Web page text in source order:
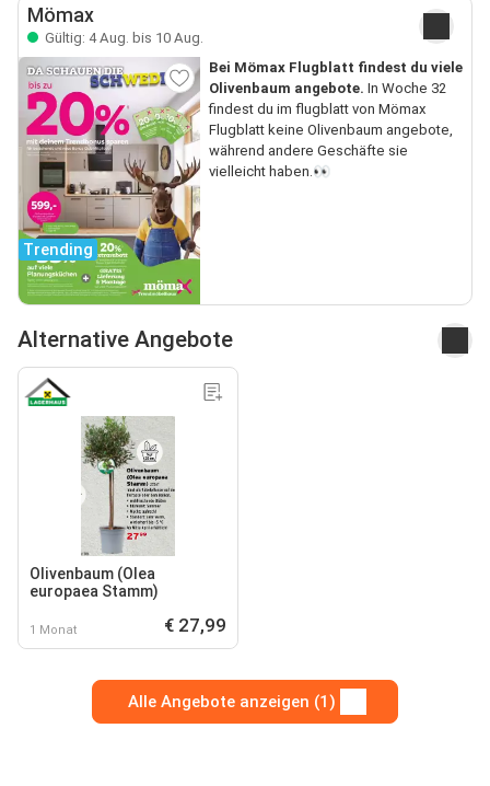
Mömax
Gültig: 4 Aug. bis 10 Aug.
Trending
Bei Mömax Flugblatt findest du viele
Olivenbaum angebote. In Woche 32
findest du im flugblatt von Mömax
Flugblatt keine Olivenbaum angebote,
während andere Geschäfte sie
vielleicht haben.👀
Alternative Angebote
Olivenbaum (Olea
europaea Stamm)
1 Monat € 27,99
Alle Angebote anzeigen (1)